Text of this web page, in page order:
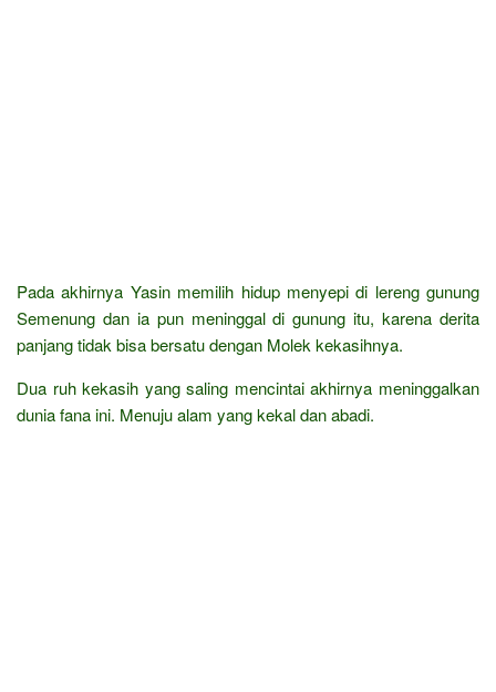
Pada akhirnya Yasin memilih hidup menyepi di lereng gunung
Semenung dan ia pun meninggal di gunung itu, karena derita
panjang tidak bisa bersatu dengan Molek kekasihnya.
Dua ruh kekasih yang saling mencintai akhirnya meninggalkan
dunia fana ini. Menuju alam yang kekal dan abadi.